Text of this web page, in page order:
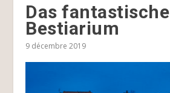
Das fantastische
Bestiarium
9 décembre 2019